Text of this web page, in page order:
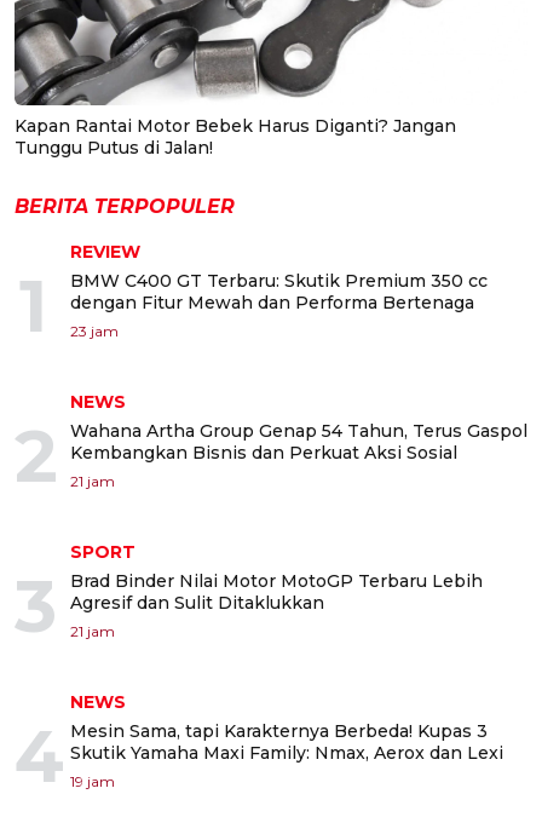
Kapan Rantai Motor Bebek Harus Diganti? Jangan
Tunggu Putus di Jalan!
BERITA TERPOPULER
1
REVIEW
BMW C400 GT Terbaru: Skutik Premium 350 cc
dengan Fitur Mewah dan Performa Bertenaga
23 jam
2
NEWS
Wahana Artha Group Genap 54 Tahun, Terus Gaspol
Kembangkan Bisnis dan Perkuat Aksi Sosial
21 jam
3
SPORT
Brad Binder Nilai Motor MotoGP Terbaru Lebih
Agresif dan Sulit Ditaklukkan
21 jam
4
NEWS
Mesin Sama, tapi Karakternya Berbeda! Kupas 3
Skutik Yamaha Maxi Family: Nmax, Aerox dan Lexi
19 jam